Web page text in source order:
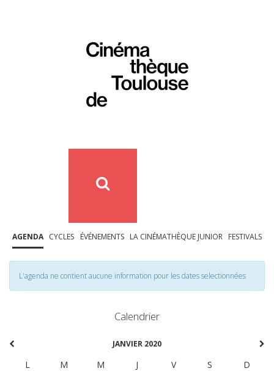
AGENDA CYCLES ÉVÉNEMENTS LA CINÉMATHÈQUE JUNIOR FESTIVALS
L'agenda ne contient aucune information pour les dates selectionnées
Calendrier
JANVIER 2020
L M M J V S
D